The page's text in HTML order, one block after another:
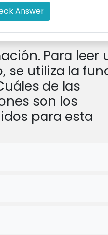
Answer
Para leer
se utiliza la
de las
son los
para esta